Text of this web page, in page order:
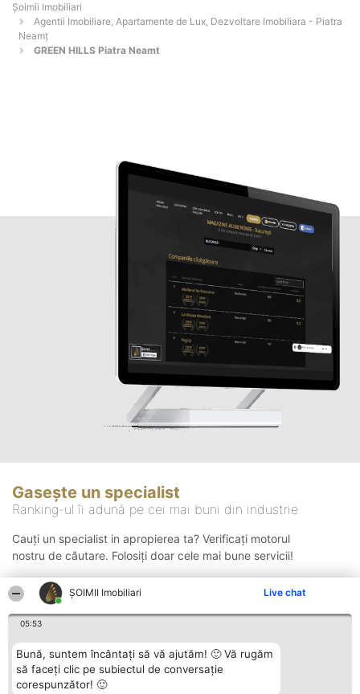
ȘOIMII Imobiliari Live chat
05:53
Bună, suntem încântați să vă ajutăm! 🙂 Vă rugăm
să faceți clic pe subiectul de conversație
corespunzător! 🙂
Șoimii Imobiliari
Agentii Imobiliare, Apartamente de Lux, Dezvoltare Imobiliara - Piatra
Neamţ
GREEN HILLS Piatra Neamt
Gasește un specialist
Ranking-ul îi adună pe cei mai buni din industrie
Cauți un specialist in apropierea ta? Verificați motorul
nostru de căutare. Folosiți doar cele mai bune servicii!